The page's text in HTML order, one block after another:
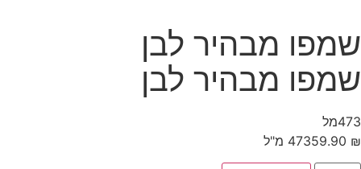
שמפו מבהיר לבן
שמפו מבהיר לבן
473מל
59.90 ₪ 473 מ"ל